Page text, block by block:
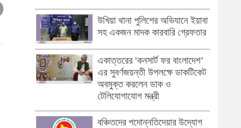
উখিয়া থানা পুলিশের অভিযানে ইয়াবা
সহ একজন মাদক কারবারি গ্রেফতার
একাত্তরের 'কনসার্ট ফর বাংলাদেশ’
এর সুবর্ণজয়ন্তী উপলক্ষে ডাকটিকেট
অবমুক্ত করলেন ডাক ও
টেলিযোগাযোগ মন্ত্রী
বঞ্চিতদের পদোন্নতিদেয়ার উদ্যোগ